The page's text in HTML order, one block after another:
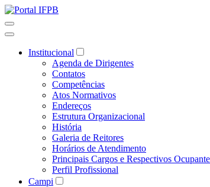
Institucional
Agenda de Dirigentes
Contatos
Competências
Atos Normativos
Endereços
Estrutura Organizacional
História
Galeria de Reitores
Horários de Atendimento
Principais Cargos e Respectivos
Perfil Profissional
Campi